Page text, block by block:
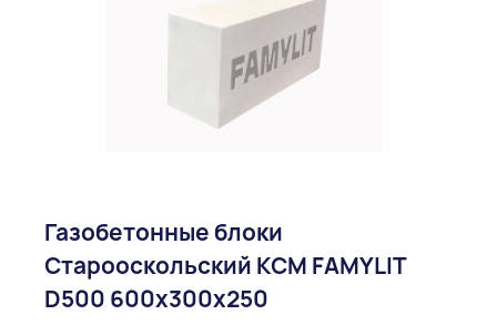
Газобетонные блоки
Старооскольский КСМ FAMYLIT
D500 600x300x250